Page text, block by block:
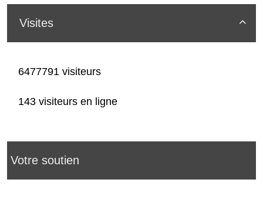

Visites
6477791 visiteurs
143 visiteurs en ligne
Votre soutien